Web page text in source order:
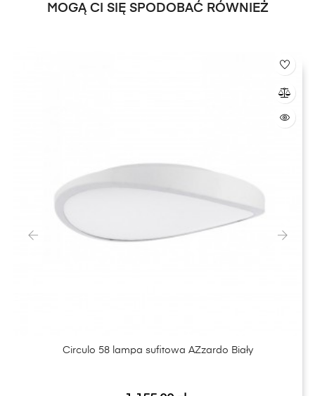
MOGĄ CI SIĘ SPODOBAĆ RÓWNIEŻ
Circulo 58 lampa sufitowa AZzardo Biały